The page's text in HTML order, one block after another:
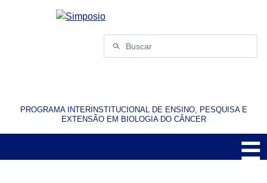
Buscar
por:
PROGRAMA INTERINSTITUCIONAL DE ENSINO, PESQUISA E
EXTENSÃO EM BIOLOGIA DO CÂNCER
☰